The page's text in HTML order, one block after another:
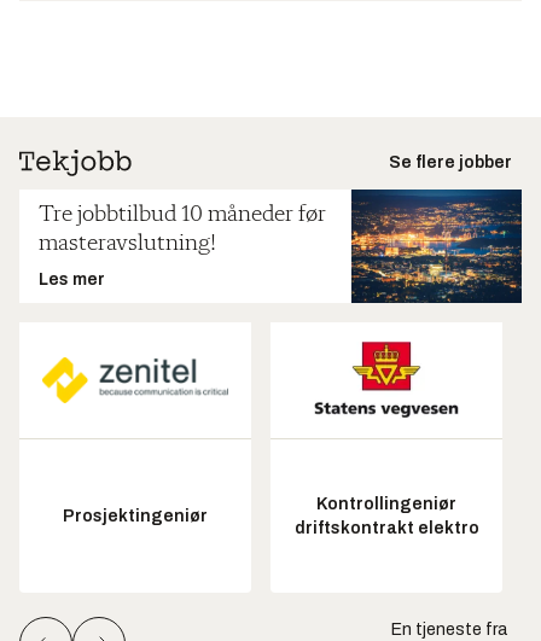
Se flere jobber
Tre jobbtilbud 10 måneder før
masteravslutning!
Les mer
Prosjektingeniør
Kontrollingeniør
driftskontrakt elektro
En tjeneste fra